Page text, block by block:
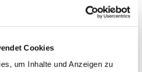
Cookies
um Inhalte und Anzeigen zu